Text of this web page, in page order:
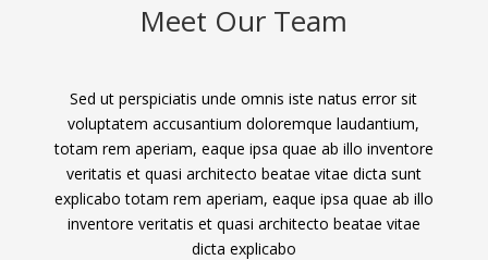
Meet Our Team
Sed ut perspiciatis unde omnis iste natus error sit
voluptatem accusantium doloremque laudantium,
totam rem aperiam, eaque ipsa quae ab illo inventore
veritatis et quasi architecto beatae vitae dicta sunt
explicabo totam rem aperiam, eaque ipsa quae ab illo
inventore veritatis et quasi architecto beatae vitae
dicta explicabo